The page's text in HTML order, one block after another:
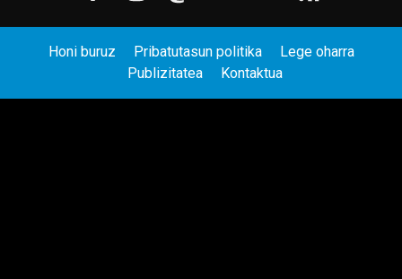
Honi buruz Pribatutasun politika
Lege oharra
Publizitatea
Kontaktua